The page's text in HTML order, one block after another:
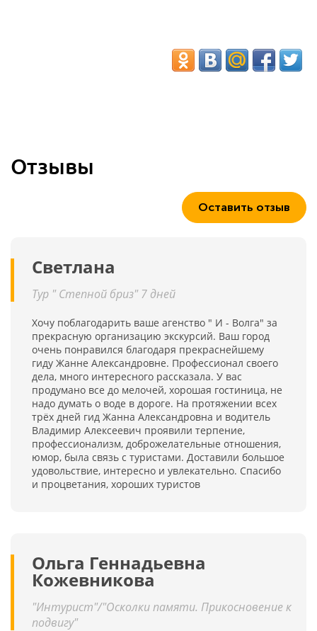
Отзывы
Оставить отзыв
Светлана
Тур " Степной бриз" 7 дней
Хочу поблагодарить ваше агенство " И - Волга" за
прекрасную организацию экскурсий. Ваш город
очень понравился благодаря прекраснейшему
гиду Жанне Александровне. Профессионал своего
дела, много интересного рассказала. У вас
продумано все до мелочей, хорошая гостиница, не
надо думать о воде в дороге. На протяжении всех
трёх дней гид Жанна Александровна и водитель
Владимир Алексеевич проявили терпение,
профессионализм, доброжелательные отношения,
юмор, была связь с туристами. Доставили большое
удовольствие, интересно и увлекательно. Спасибо
и процветания, хороших туристов
Ольга Геннадьевна
Кожевникова
"Интурист"/"Осколки памяти. Прикосновение к
подвигу"